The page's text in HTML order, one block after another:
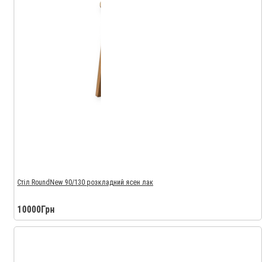
Стіл RoundNew 90/130 розкладний ясен лак
10000Грн